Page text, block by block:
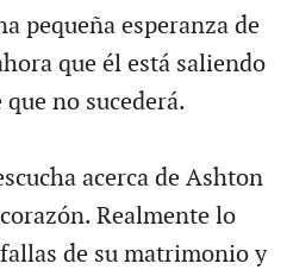
pequeña esperanza de
que él está saliendo
no sucederá.
acerca de Ashton
Realmente lo
de su matrimonio y